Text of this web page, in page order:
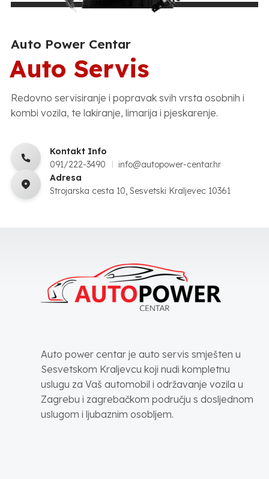
Auto Power Centar
Auto Servis
Redovno servisiranje i popravak svih vrsta osobnih i
kombi vozila, te lakiranje, limarija i pjeskarenje.
Kontakt Info
091/222-3490
info@autopower-centar.hr
Adresa
Strojarska cesta 10, Sesvetski Kraljevec 10361
Auto power centar je auto servis smješten u
Sesvetskom Kraljevcu koji nudi kompletnu
uslugu za Vaš automobil i održavanje vozila u
Zagrebu i zagrebačkom području s dosljednom
uslugom i ljubaznim osobljem.